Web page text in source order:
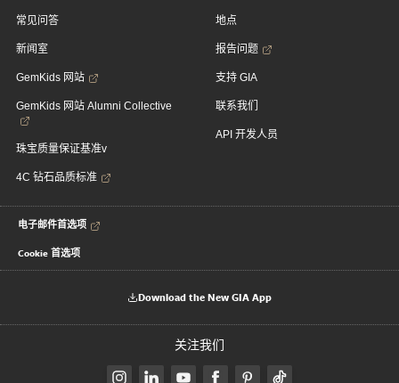
常见问答
新闻室
GemKids 网站
GemKids 网站 Alumni Collective
珠宝质量保证基准v
4C 钻石品质标准
地点
报告问题
支持 GIA
联系我们
API 开发人员
电子邮件首选项
Cookie 首选项
Download the New GIA App
关注我们